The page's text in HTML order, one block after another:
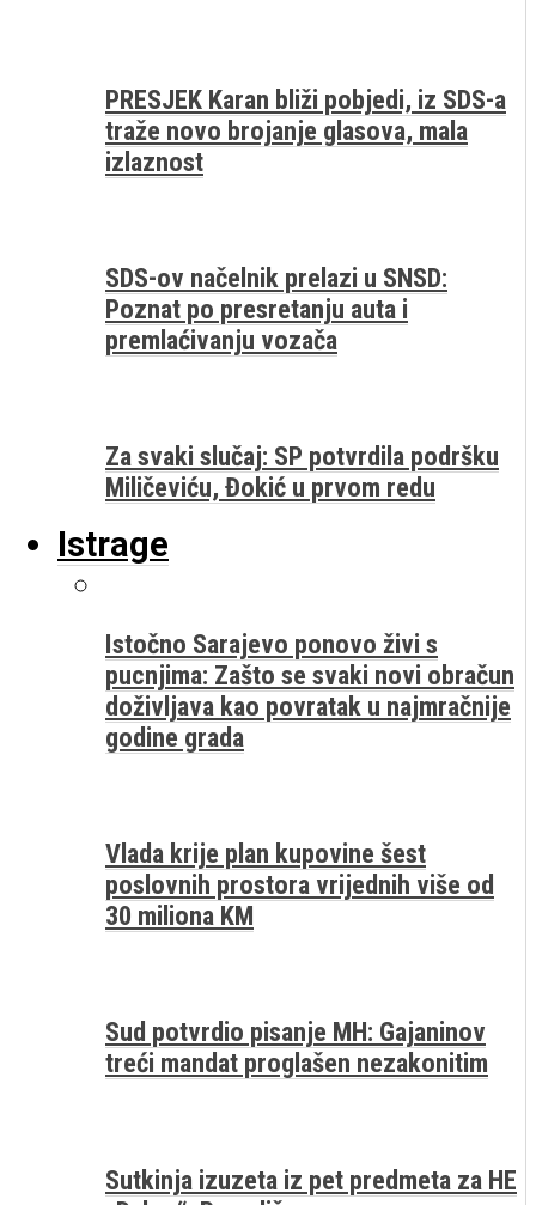
PRESJEK Karan bliži pobjedi, iz SDS-a
traže novo brojanje glasova, mala
izlaznost
SDS-ov načelnik prelazi u SNSD:
Poznat po presretanju auta i
premlaćivanju vozača
Za svaki slučaj: SP potvrdila podršku
Miličeviću, Đokić u prvom redu
Istrage
Istočno Sarajevo ponovo živi s
pucnjima: Zašto se svaki novi obračun
doživljava kao povratak u najmračnije
godine grada
Vlada krije plan kupovine šest
poslovnih prostora vrijednih više od
30 miliona KM
Sud potvrdio pisanje MH: Gajaninov
treći mandat proglašen nezakonitim
Sutkinja izuzeta iz pet predmeta za HE